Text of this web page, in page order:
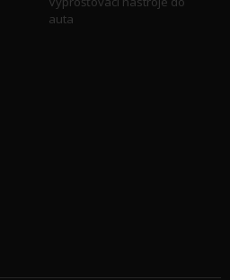
auta